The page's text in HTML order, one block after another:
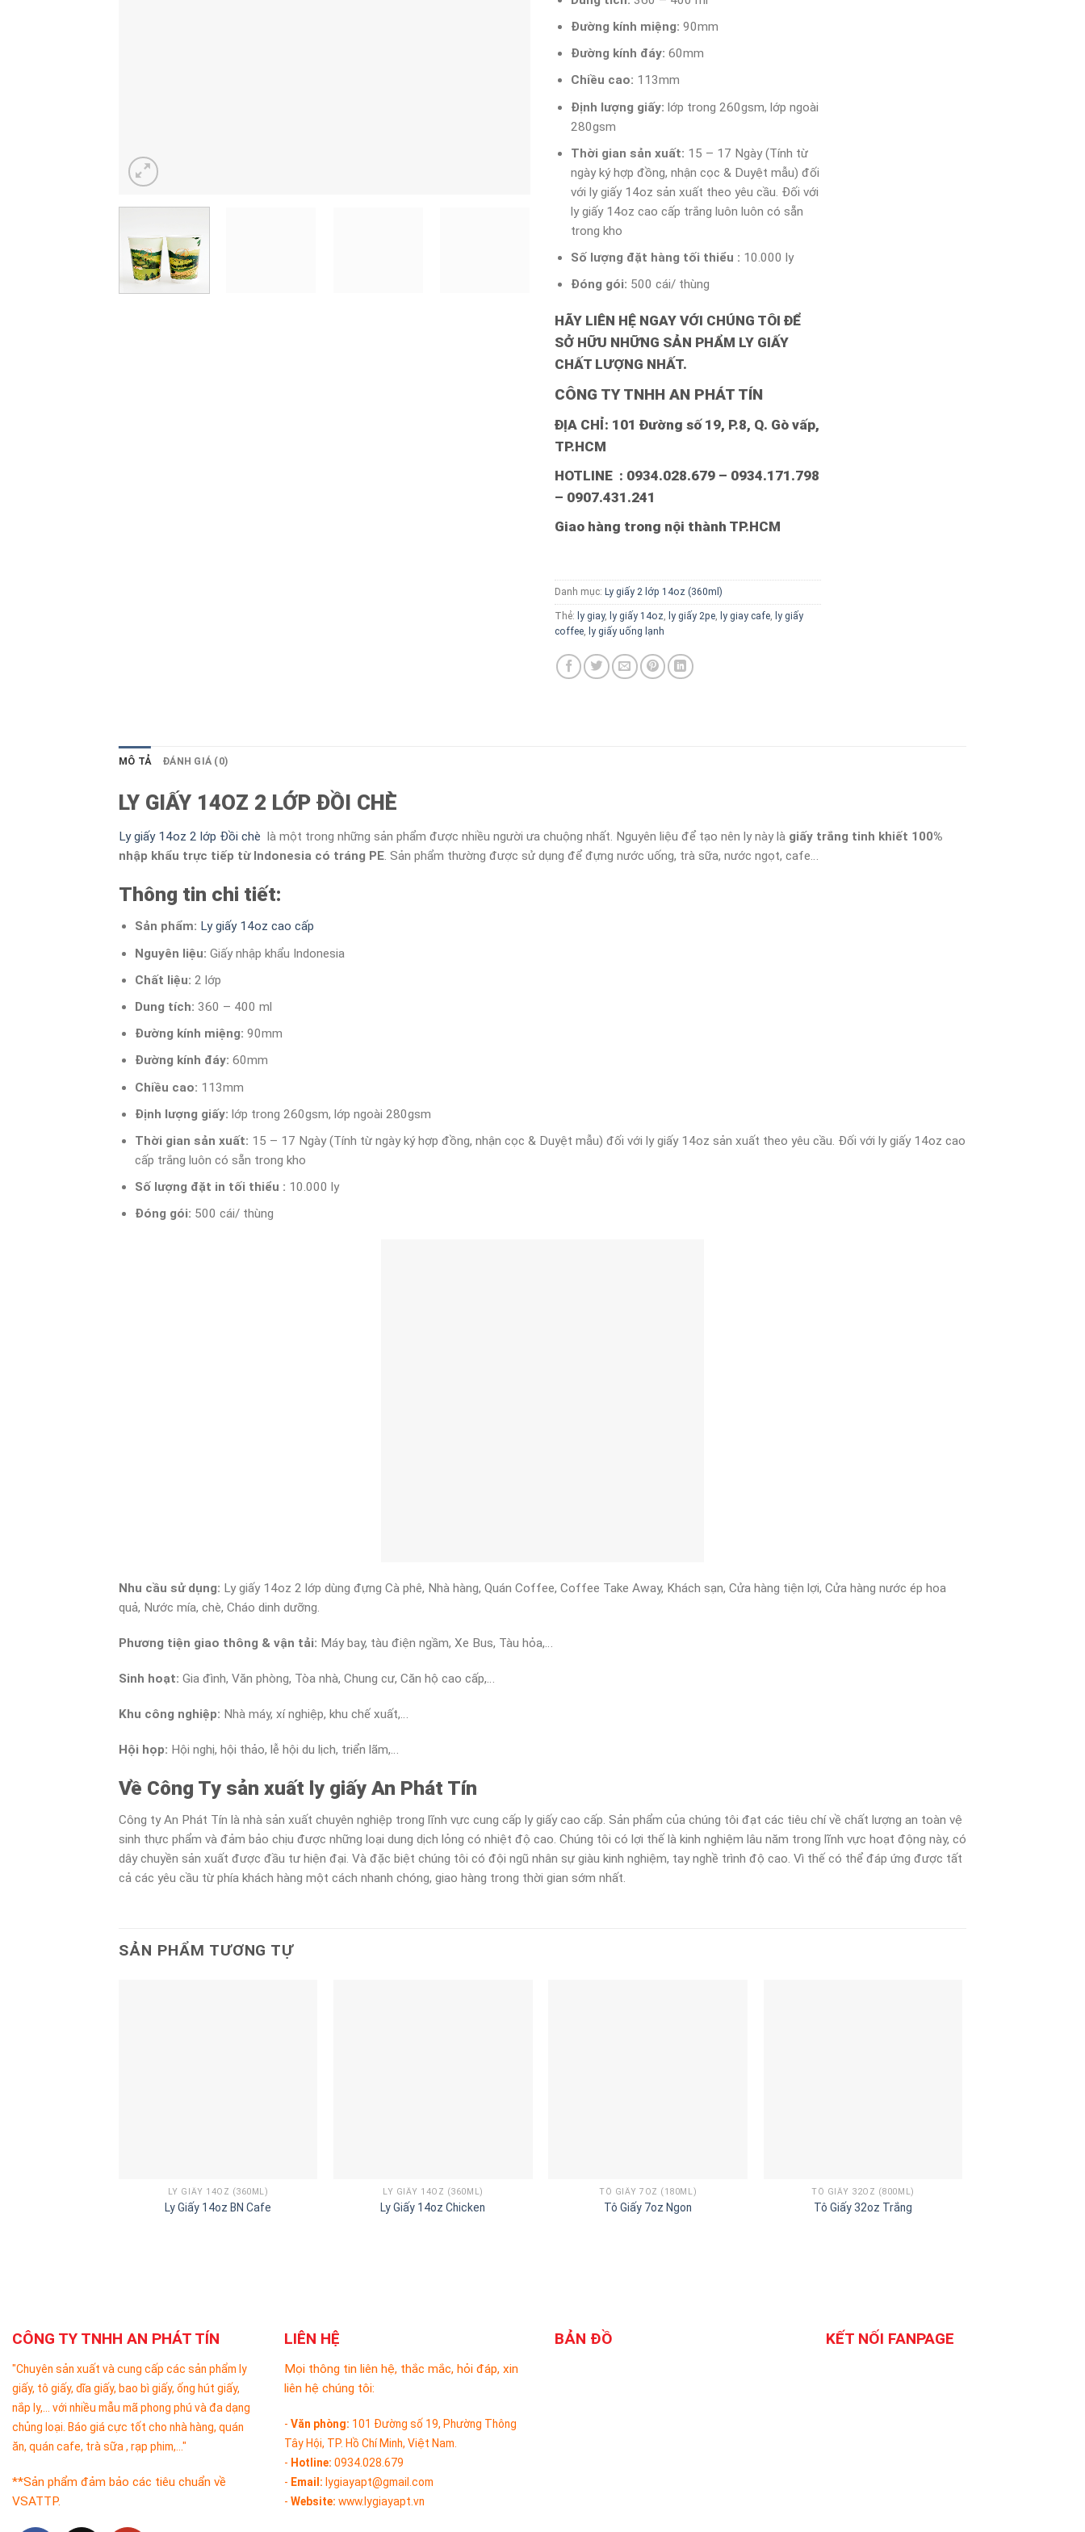
Đường kính miệng: 90mm
Đường kính đáy: 60mm
Chiều cao: 113mm
Định lượng giấy: lớp trong 260gsm, lớp ngoài
280gsm
Thời gian sản xuất: 15 – 17 Ngày (Tính từ
ngày ký hợp đồng, nhận cọc & Duyệt mẫu) đối
với ly giấy 14oz sản xuất theo yêu cầu. Đối với
ly giấy 14oz cao cấp trắng luôn luôn có sẵn
trong kho
Số lượng đặt hàng tối thiểu : 10.000 ly
Đóng gói: 500 cái/ thùng
HÃY LIÊN HỆ NGAY VỚI CHÚNG TÔI ĐỂ
SỞ HỮU NHỮNG SẢN PHẨM LY GIẤY
CHẤT LƯỢNG NHẤT.
CÔNG TY TNHH AN PHÁT TÍN
ĐỊA CHỈ: 101 Đường số 19, P.8, Q. Gò vấp,
TP.HCM
HOTLINE : 0934.028.679 – 0934.171.798
– 0907.431.241
Giao hàng trong nội thành TP.HCM
Danh mục: Ly giấy 2 lớp 14oz (360ml)
Thẻ: ly giay, ly giấy 14oz, ly giấy 2pe, ly giay cafe, ly giấy
coffee, ly giấy uống lạnh
MÔ TẢ ĐÁNH GIÁ (0)
LY GIẤY 14OZ 2 LỚP ĐỒI CHÈ
Ly giấy 14oz 2 lớp Đồi chè là một trong những sản phẩm được nhiều người ưa chuộng nhất. Nguyên liệu để tạo nên ly này là giấy trắng tinh khiết 100%
nhập khẩu trực tiếp từ Indonesia có tráng PE. Sản phẩm thường được sử dụng để đựng nước uống, trà sữa, nước ngọt, cafe…
Thông tin chi tiết:
Sản phẩm: Ly giấy 14oz cao cấp
Nguyên liệu: Giấy nhập khẩu Indonesia
Chất liệu: 2 lớp
Dung tích: 360 – 400 ml
Đường kính miệng: 90mm
Đường kính đáy: 60mm
Chiều cao: 113mm
Định lượng giấy: lớp trong 260gsm, lớp ngoài 280gsm
Thời gian sản xuất: 15 – 17 Ngày (Tính từ ngày ký hợp đồng, nhận cọc & Duyệt mẫu) đối với ly giấy 14oz sản xuất theo yêu cầu. Đối với ly giấy 14oz cao
cấp trắng luôn có sẵn trong kho
Số lượng đặt in tối thiểu : 10.000 ly
Đóng gói: 500 cái/ thùng
Nhu cầu sử dụng: Ly giấy 14oz 2 lớp dùng đựng Cà phê, Nhà hàng, Quán Coffee, Coffee Take Away, Khách sạn, Cửa hàng tiện lợi, Cửa hàng nước ép hoa
quả, Nước mía, chè, Cháo dinh dưỡng.
Phương tiện giao thông & vận tải: Máy bay, tàu điện ngầm, Xe Bus, Tàu hỏa,…
Sinh hoạt: Gia đình, Văn phòng, Tòa nhà, Chung cư, Căn hộ cao cấp,…
Khu công nghiệp: Nhà máy, xí nghiệp, khu chế xuất,…
Hội họp: Hội nghị, hội thảo, lễ hội du lịch, triển lãm,…
Về Công Ty sản xuất ly giấy An Phát Tín
Công ty An Phát Tín là nhà sản xuất chuyên nghiệp trong lĩnh vực cung cấp ly giấy cao cấp. Sản phẩm của chúng tôi đạt các tiêu chí về chất lượng an toàn vệ
sinh thực phẩm và đảm bảo chịu được những loại dung dịch lỏng có nhiệt độ cao. Chúng tôi có lợi thế là kinh nghiệm lâu năm trong lĩnh vực hoạt động này, có
dây chuyền sản xuất được đầu tư hiện đại. Và đặc biệt chúng tôi có đội ngũ nhân sự giàu kinh nghiệm, tay nghề trình độ cao. Vì thế có thể đáp ứng được tất
cả các yêu cầu từ phía khách hàng một cách nhanh chóng, giao hàng trong thời gian sớm nhất.
SẢN PHẨM TƯƠNG TỰ
LY GIẤY 14OZ (360ML)
Ly Giấy 14oz BN Cafe
LY GIẤY 14OZ (360ML)
Ly Giấy 14oz Chicken
TÔ GIẤY 7OZ (180ML)
Tô Giấy 7oz Ngon
TÔ GIẤY 32OZ (800ML)
Tô Giấy 32oz Trắng
CÔNG TY TNHH AN PHÁT TÍN
"Chuyên sản xuất và cung cấp các sản phẩm ly
giấy, tô giấy, dĩa giấy, bao bì giấy, ống hút giấy,
nắp ly,... với nhiều mẫu mã phong phú và đa dạng
chủng loại. Báo giá cực tốt cho nhà hàng, quán
ăn, quán cafe, trà sữa , rạp phim,..."
**Sản phẩm đảm bảo các tiêu chuẩn về
VSATTP.
LIÊN HỆ
Mọi thông tin liên hệ, thắc mắc, hỏi đáp, xin
liên hệ chúng tôi:
- Văn phòng: 101 Đường số 19, Phường Thông
Tây Hội, TP. Hồ Chí Minh, Việt Nam.
- Hotline: 0934.028.679
- Email: lygiayapt@gmail.com
- Website: www.lygiayapt.vn
BẢN ĐỒ KẾT NỐI FANPAGE